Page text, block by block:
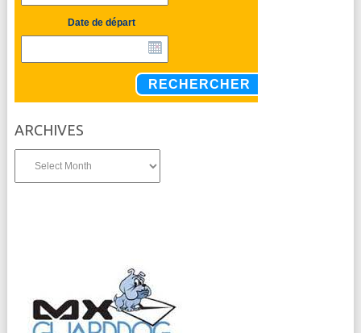
Date de départ
RECHERCHER
ARCHIVES